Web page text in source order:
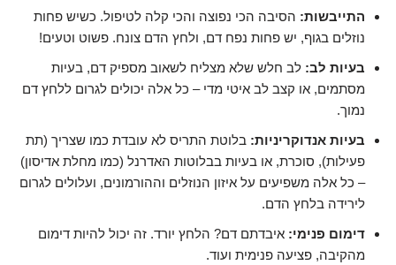
התייבשות: הסיבה הכי נפוצה והכי קלה לטיפול. כשיש פחות
נוזלים בגוף, יש פחות נפח דם, ולחץ הדם צונח. פשוט וטעים!
בעיות לב: לב חלש שלא מצליח לשאוב מספיק דם, בעיות
מסתמים, או קצב לב איטי מדי – כל אלה יכולים לגרום ללחץ דם
נמוך.
בעיות אנדוקריניות: בלוטת התריס לא עובדת כמו שצריך (תת
פעילות), סוכרת, או בעיות בבלוטות האדרנל (כמו מחלת אדיסון)
– כל אלה משפיעים על איזון הנוזלים וההורמונים, ועלולים לגרום
לירידה בלחץ הדם.
דימום פנימי: איבדתם דם? הלחץ יורד. זה יכול להיות דימום
מהקיבה, פציעה פנימית ועוד.